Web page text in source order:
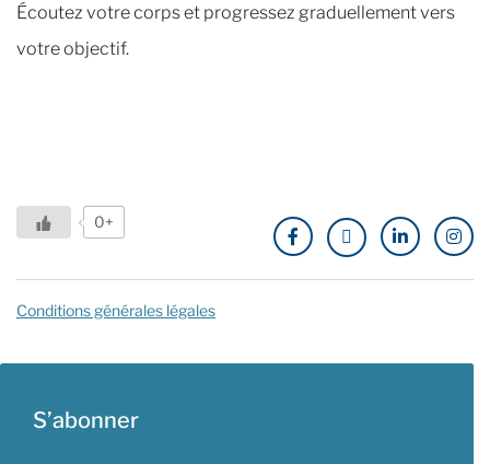
Écoutez votre corps et progressez graduellement vers
votre objectif.
0+
Conditions générales légales
S’abonner